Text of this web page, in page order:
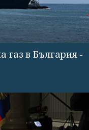
газ в България -